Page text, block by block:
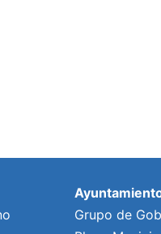
Grupo de